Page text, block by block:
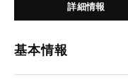
詳細情報
基本情報